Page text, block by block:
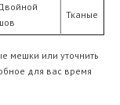
Тканые
мешки или уточнить
для вас время